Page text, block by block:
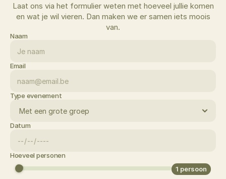
Laat ons via het formulier weten met hoeveel jullie komen
en wat je wil vieren. Dan maken we er samen iets moois
van.
Naam
Email
Type evenement
Datum
Hoeveel personen
1 persoon